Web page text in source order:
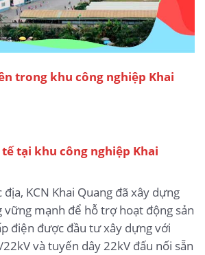
trong khu công nghiệp Khai
tại khu công nghiệp Khai
KCN Khai Quang đã xây dựng
vững mạnh để hỗ trợ hoạt động sản
điện được đầu tư xây dựng với
và tuyến dây 22kV đấu nối sẵn